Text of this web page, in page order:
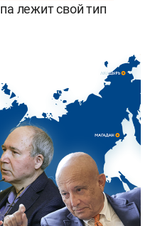
лежит свой тип